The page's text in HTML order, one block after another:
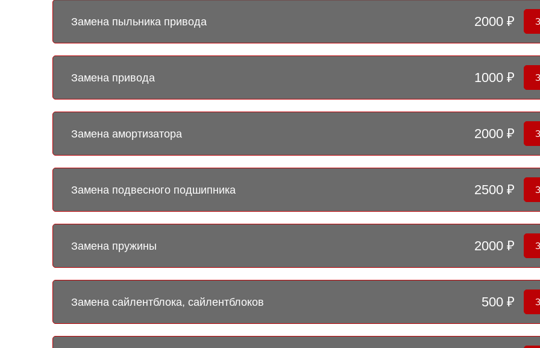
Замена пыльника привода 2000 ₽
Замена привода 1000 ₽
Замена амортизатора 2000 ₽
Замена подвесного подшипника 2500 ₽
Замена пружины 2000 ₽
Замена сайлентблока, сайлентблоков 500 ₽